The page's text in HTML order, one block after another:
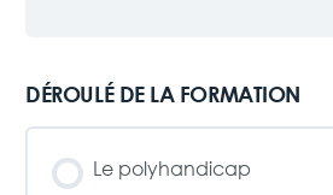
DÉROULÉ DE LA FORMATION
Le polyhandicap